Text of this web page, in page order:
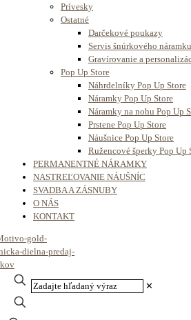
Prívesky
Ostatné
Darčekové poukazy
Servis šnúrkového náramku
Gravírovanie a
Pop Up Store
Náhrdelníky Pop Up Store
Náramky Pop Up Store
Náramky na nohu Pop Up
Prstene Pop Up Store
Náušnice Pop Up Store
Ružencové šperky Pop Up
PERMANENTNÉ NÁRAMKY
NASTREĽOVANIE NÁUŠNÍC
SVADBA A ZÁSNUBY
O NÁS
KONTAKT
✕